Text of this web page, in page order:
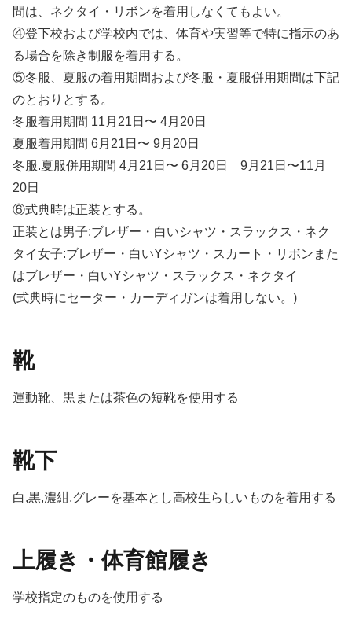
間は、ネクタイ・リボンを着用しなくてもよい。
④登下校および学校内では、体育や実習等で特に指示のあ
る場合を除き制服を着用する。
⑤冬服、夏服の着用期間および冬服・夏服併用期間は下記
のとおりとする。
冬服着用期間 11月21日〜 4月20日
夏服着用期間 6月21日〜 9月20日
冬服.夏服併用期間 4月21日〜 6月20日 9月21日〜11月
20日
⑥式典時は正装とする。
正装とは男子:ブレザー・白いシャツ・スラックス・ネク
タイ女子:ブレザー・白いYシャツ・スカート・リボンまた
はブレザー・白いYシャツ・スラックス・ネクタイ
(式典時にセーター・カーディガンは着用しない。)
靴
運動靴、黒または茶色の短靴を使用する
靴下
白,黒,濃紺,グレーを基本とし高校生らしいものを着用する
上履き・体育館履き
学校指定のものを使用する